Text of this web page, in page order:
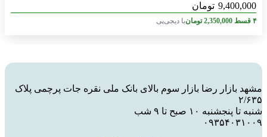
9,400,000 تومان
۴ قسط 2,350,000 تومانبا دیجی‌پی
مشهد بازار رضا بازار سوم بالای بانک ملی نقره جات پرچمی پلاک
۲/۶۳۵
شنبه تا پنجشنبه ۱۰ صبح تا ۹ شب
۰۹۳۵۴۰۳۱۰۰۹